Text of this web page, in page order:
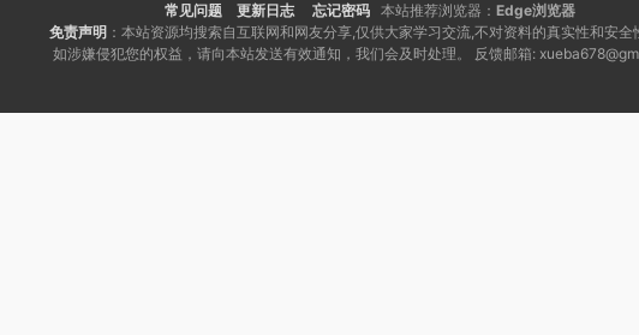
常见问题
更新日志 忘记密码 本站推荐浏览器： Edge浏览器
免责声明 ：本站资源均搜索自互联网和网友分享,仅供大家学习交流,不对资料的真实性和安全
如涉嫌侵犯您的权益，请向本站发送有效通知，我们会及时处理。 反馈邮箱: